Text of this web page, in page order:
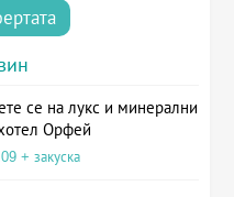
се на лукс и минерални
Орфей
+ закуска